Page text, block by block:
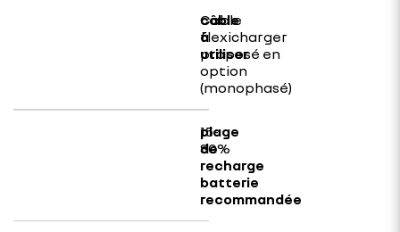
Cable
flexicharger
proposé en
option
(monophasé)
15-
80%